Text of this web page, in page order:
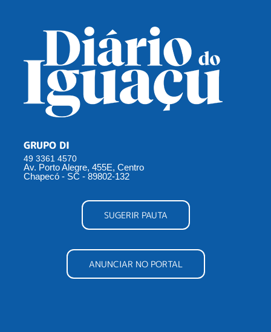
GRUPO DI
49 3361 4570
Av. Porto Alegre, 455E, Centro
Chapecó - SC - 89802-132
SUGERIR PAUTA
ANUNCIAR NO PORTAL